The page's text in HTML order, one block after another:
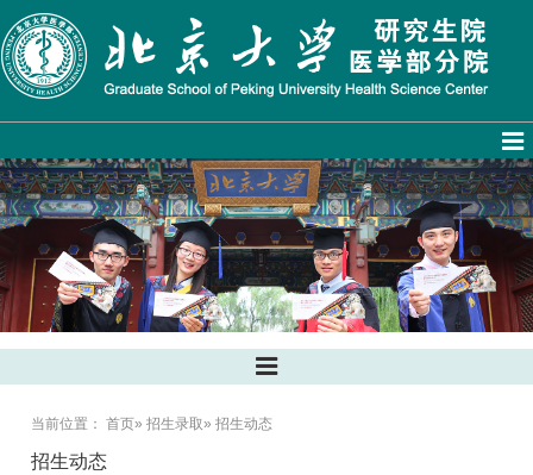
当前位置：首页»招生录取» 招生动态
招生动态